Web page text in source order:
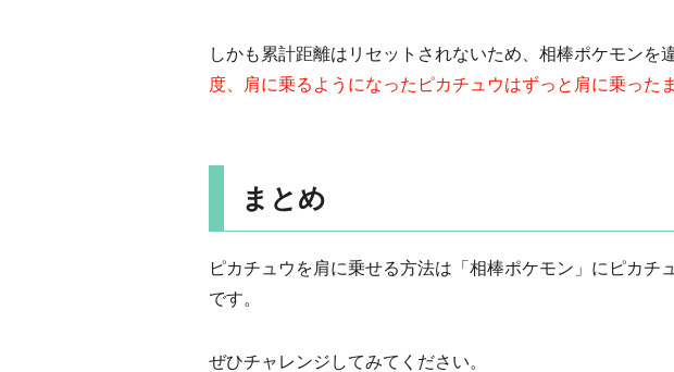
しかも累計距離はリセットされないため、相棒ポケモンを
度、肩に乗るようになったピカチュウはずっと肩に乗った
まとめ
ピカチュウを肩に乗せる方法は「相棒ポケモン」にピカチ
です。
ぜひチャレンジしてみてください。